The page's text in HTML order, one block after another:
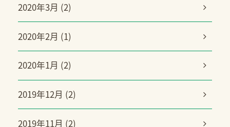
2020年3月 (2)
2020年2月 (1)
2020年1月 (2)
2019年12月 (2)
2019年11月 (2)